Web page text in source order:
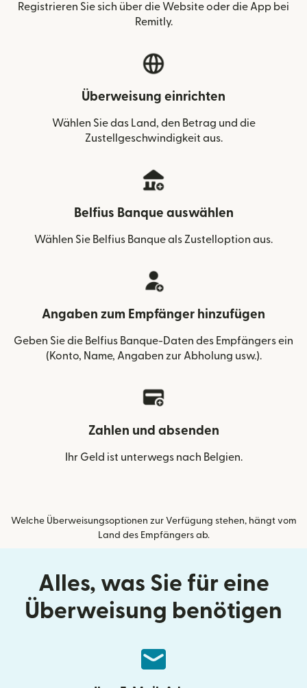
Registrieren Sie sich über die Website oder die App bei
Remitly.
Überweisung einrichten
Wählen Sie das Land, den Betrag und die
Zustellgeschwindigkeit aus.
Belfius Banque auswählen
Wählen Sie Belfius Banque als Zustelloption aus.
Angaben zum Empfänger hinzufügen
Geben Sie die Belfius Banque-Daten des Empfängers ein
(Konto, Name, Angaben zur Abholung usw.).
Zahlen und absenden
Ihr Geld ist unterwegs nach Belgien.
Welche Überweisungsoptionen zur Verfügung stehen, hängt vom
Land des Empfängers ab.
Alles, was Sie für eine
Überweisung benötigen